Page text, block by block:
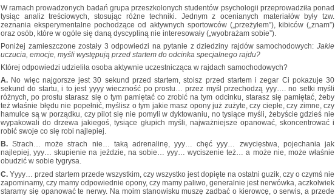
W ramach prowadzonych badań grupa przeszkolonych studentów psychologii przeprowadziła ponad
tysiąc analiz treściowych, stosując różne techniki. Jednym z ocenianych materiałów były tzw.
zeznania eksperymentalne pochodzące od aktywnych sportowców („przeżyłem”), kibiców („znam”)
oraz osób, które w ogóle się daną dyscypliną nie interesowały („wyobrażam sobie”).
Poniżej zamieszczone zostały 3 odpowiedzi na pytanie z dziedziny rajdów samochodowych: Jakie
uczucia, emocje, myśli występują przed startem do odcinka specjalnego rajdu?
Której odpowiedzi udzieliła osoba aktywnie uczestnicząca w rajdach samochodowych?
A. No więc najgorsze jest 30 sekund przed startem, stoisz przed startem i zegar Ci pokazuje 30
sekund do startu, i to jest yyyy wieczność po prostu… przez myśl przechodzą yyy…. no setki myśli
różnych, po prostu starasz się o tym pamiętać co zrobić na tym odcinku, starasz się pamiętać, żeby
też właśnie błędu nie popełnić, myślisz o tym jakie masz opony już zużyte, czy ciepłe, czy zimne, czy
hamulce są w porządku, czy pilot się nie pomyli w dyktowaniu, no tysiące myśli, żebyście gdzieś nie
wypakowali do drzewa jakiegoś, tysiące głupich myśli, najważniejsze opanować, skoncentrować i
robić swoje co się robi najlepiej.
B. Strach… może strach nie… taką adrenalinę, yyy… chęć yyy… zwycięstwa, pojechania jak
najlepiej, yyy… skupienie na jeździe, na sobie… yyy… wyciszenie też… a może nie, może właśnie
obudzić w sobie tygrysa.
C. Yyyy… przed startem przede wszystkim, czy wszystko jest dopięte na ostatni guzik, czy o czymś nie
zapominamy, czy mamy odpowiednie opony, czy mamy paliwo, generalnie jest nerwówka, aczkolwiek
staramy się opanować te nerwy. Na moim stanowisku muszę zadbać o kierowcę, o serwis, a przede